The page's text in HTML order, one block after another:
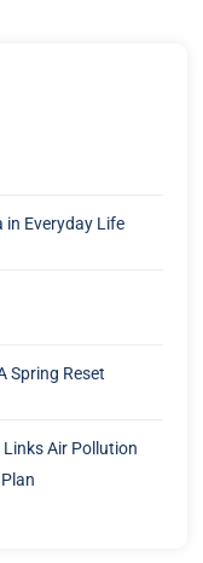
in Everyday Life
Spring Reset
Air Pollution